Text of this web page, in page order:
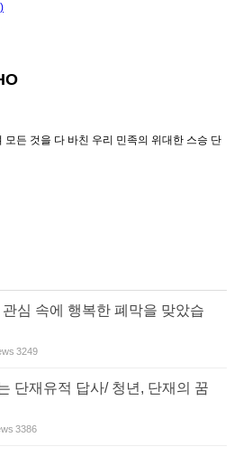
모든 것을 다 바친 우리 민족의 위대한 스승 단
심 속에 행복한 폐막을 맞았습
3249
단재유적 답사/ 청년, 단재의 꿈
3386